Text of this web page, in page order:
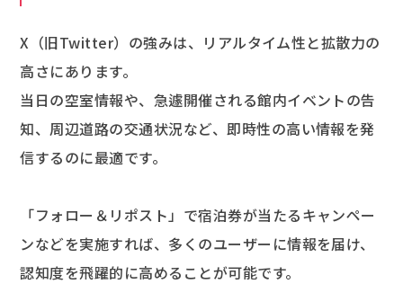
X（旧Twitter）の強みは、リアルタイム性と拡散力の
高さにあります。
当日の空室情報や、急遽開催される館内イベントの告
知、周辺道路の交通状況など、即時性の高い情報を発
信するのに最適です。
「フォロー＆リポスト」で宿泊券が当たるキャンペー
ンなどを実施すれば、多くのユーザーに情報を届け、
認知度を飛躍的に高めることが可能です。